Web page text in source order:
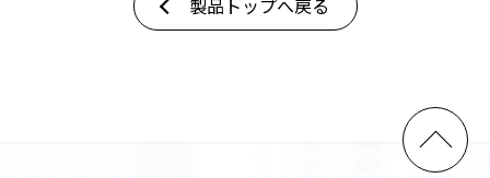
製品トップへ戻る